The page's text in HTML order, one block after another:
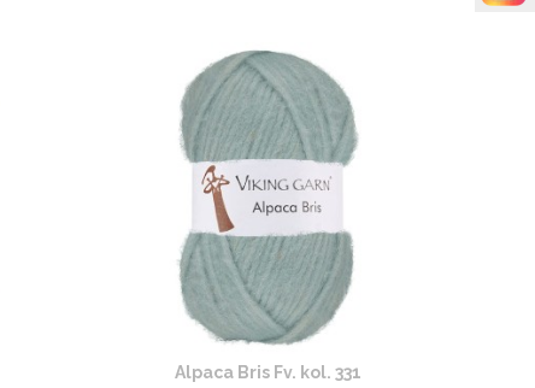
Alpaca Bris Fv. kol. 331